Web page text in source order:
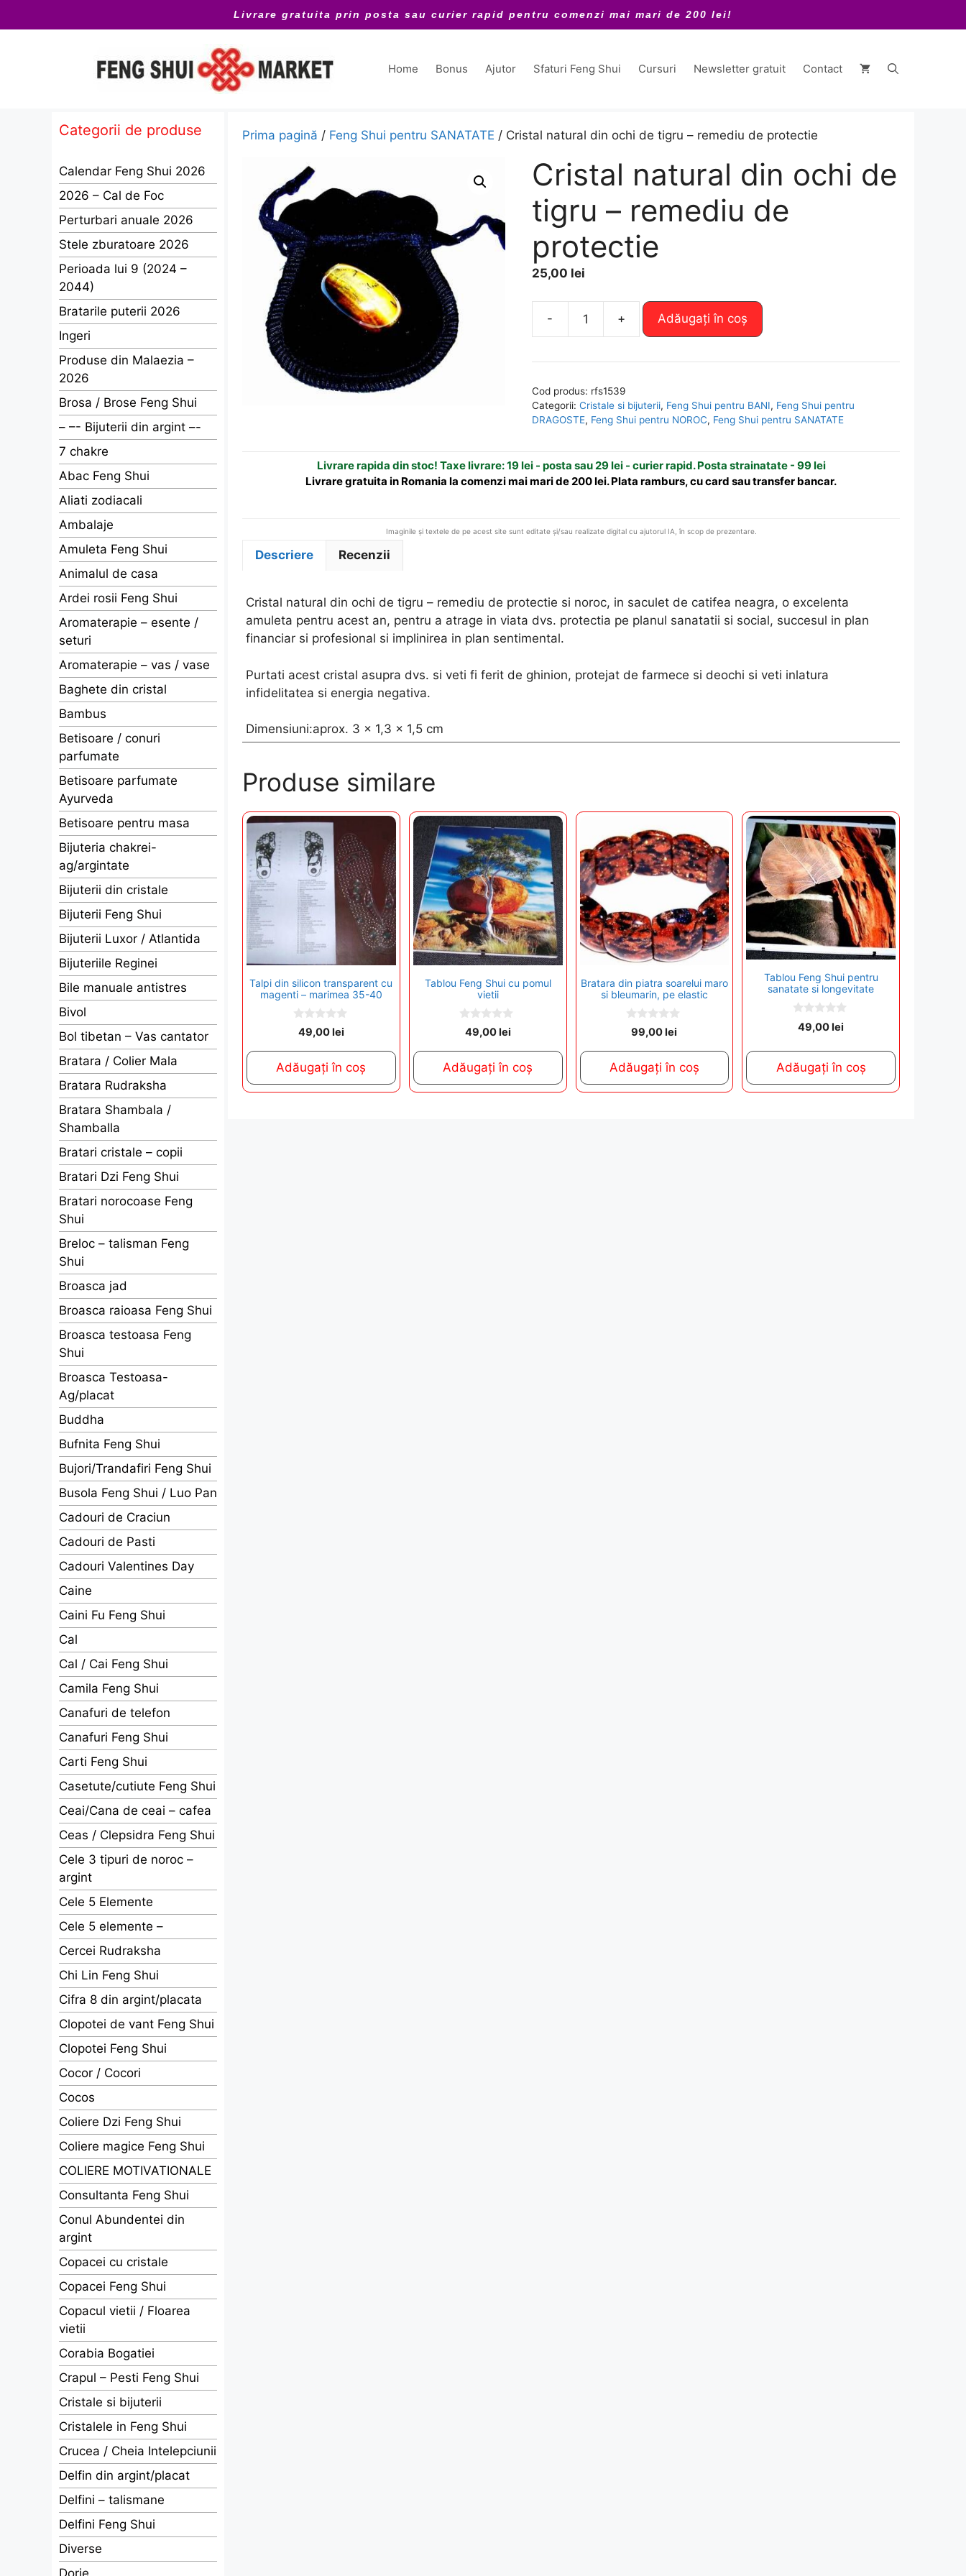
la
Livrare gratuita prin posta sau curier rapid pentru comenzi mai mari de 200 lei!
Home Bonus Ajutor Sfaturi Feng Shui Cursuri Newsletter gratuit Contact
Prima pagină / Feng Shui pentru SANATATE / Cristal natural din ochi de tigru – remediu de protectie
Cristal natural din ochi de
tigru – remediu de
protectie
25,00 lei
-
natural
ochi
de
-
remediu
de
+ Adăugați în coș
e
n
a
i
v
e
Cod produs: rfs1539
Categorii: Cristale si bijuterii, Feng Shui pentru BANI, Feng Shui pentru
DRAGOSTE, Feng Shui pentru NOROC, Feng Shui pentru SANATATE
Livrare rapida din stoc! Taxe livrare: 19 lei - posta sau 29 lei - curier rapid. Posta strainatate - 99 lei
Livrare gratuita in Romania la comenzi mai mari de 200 lei. Plata ramburs, cu card sau transfer bancar.
Imaginile și textele de pe acest site sunt editate și/sau realizate digital cu ajutorul IA, în scop de prezentare.
Descriere Recenzii
Cristal natural din ochi de tigru – remediu de protectie si noroc, in saculet de catifea neagra, o excelenta
amuleta pentru acest an, pentru a atrage in viata dvs. protectia pe planul sanatatii si social, succesul in plan
financiar si profesional si implinirea in plan sentimental.
Purtati acest cristal asupra dvs. si veti fi ferit de ghinion, protejat de farmece si deochi si veti inlatura
infidelitatea si energia negativa.
Dimensiuni:aprox. 3 x 1,3 x 1,5 cm
Produse similare
Talpi din silicon transparent cu
magenti – marimea 35-40
o
o
5
49,00 lei
Adăugați în coș
Tablou Feng Shui cu pomul
vietii
o
o
5
49,00 lei
Adăugați în coș
Bratara din piatra soarelui maro
si bleumarin, pe elastic
0
o
o
5
99,00 lei
Adăugați în coș
Tablou Feng Shui pentru
sanatate si longevitate
o
t
o
f
5
49,00lei
Adăugați în coș
Categorii de produse
Calendar Feng Shui 2026
2026 – Cal de Foc
Perturbari anuale 2026
Stele zburatoare 2026
Perioada lui 9 (2024 –
2044)
Bratarile puterii 2026
Ingeri
Produse din Malaezia –
2026
Brosa / Brose Feng Shui
– –- Bijuterii din argint –-
7 chakre
Abac Feng Shui
Aliati zodiacali
Ambalaje
Amuleta Feng Shui
Animalul de casa
Ardei rosii Feng Shui
Aromaterapie – esente /
seturi
Aromaterapie – vas / vase
Baghete din cristal
Bambus
Betisoare / conuri
parfumate
Betisoare parfumate
Ayurveda
Betisoare pentru masa
Bijuteria chakrei-
ag/argintate
Bijuterii din cristale
Bijuterii Feng Shui
Bijuterii Luxor / Atlantida
Bijuteriile Reginei
Bile manuale antistres
Bivol
Bol tibetan – Vas cantator
Bratara / Colier Mala
Bratara Rudraksha
Bratara Shambala /
Shamballa
Bratari cristale – copii
Bratari Dzi Feng Shui
Bratari norocoase Feng
Shui
Breloc – talisman Feng
Shui
Broasca jad
Broasca raioasa Feng Shui
Broasca testoasa Feng
Shui
Broasca Testoasa-
Ag/placat
Buddha
Bufnita Feng Shui
Bujori/Trandafiri Feng Shui
Busola Feng Shui / Luo Pan
Cadouri de Craciun
Cadouri de Pasti
Cadouri Valentines Day
Caine
Caini Fu Feng Shui
Cal
Cal / Cai Feng Shui
Camila Feng Shui
Canafuri de telefon
Canafuri Feng Shui
Carti Feng Shui
Casetute/cutiute Feng Shui
Ceai/Cana de ceai – cafea
Ceas / Clepsidra Feng Shui
Cele 3 tipuri de noroc –
argint
Cele 5 Elemente
Cele 5 elemente –
Cercei Rudraksha
Chi Lin Feng Shui
Cifra 8 din argint/placata
Clopotei de vant Feng Shui
Clopotei Feng Shui
Cocor / Cocori
Cocos
Coliere Dzi Feng Shui
Coliere magice Feng Shui
COLIERE MOTIVATIONALE
Consultanta Feng Shui
Conul Abundentei din
argint
Copacei cu cristale
Copacei Feng Shui
Copacul vietii / Floarea
vietii
Corabia Bogatiei
Crapul – Pesti Feng Shui
Cristale si bijuterii
Cristalele in Feng Shui
Crucea / Cheia Intelepciunii
Delfin din argint/placat
Delfini – talismane
Delfini Feng Shui
Diverse
Dorje